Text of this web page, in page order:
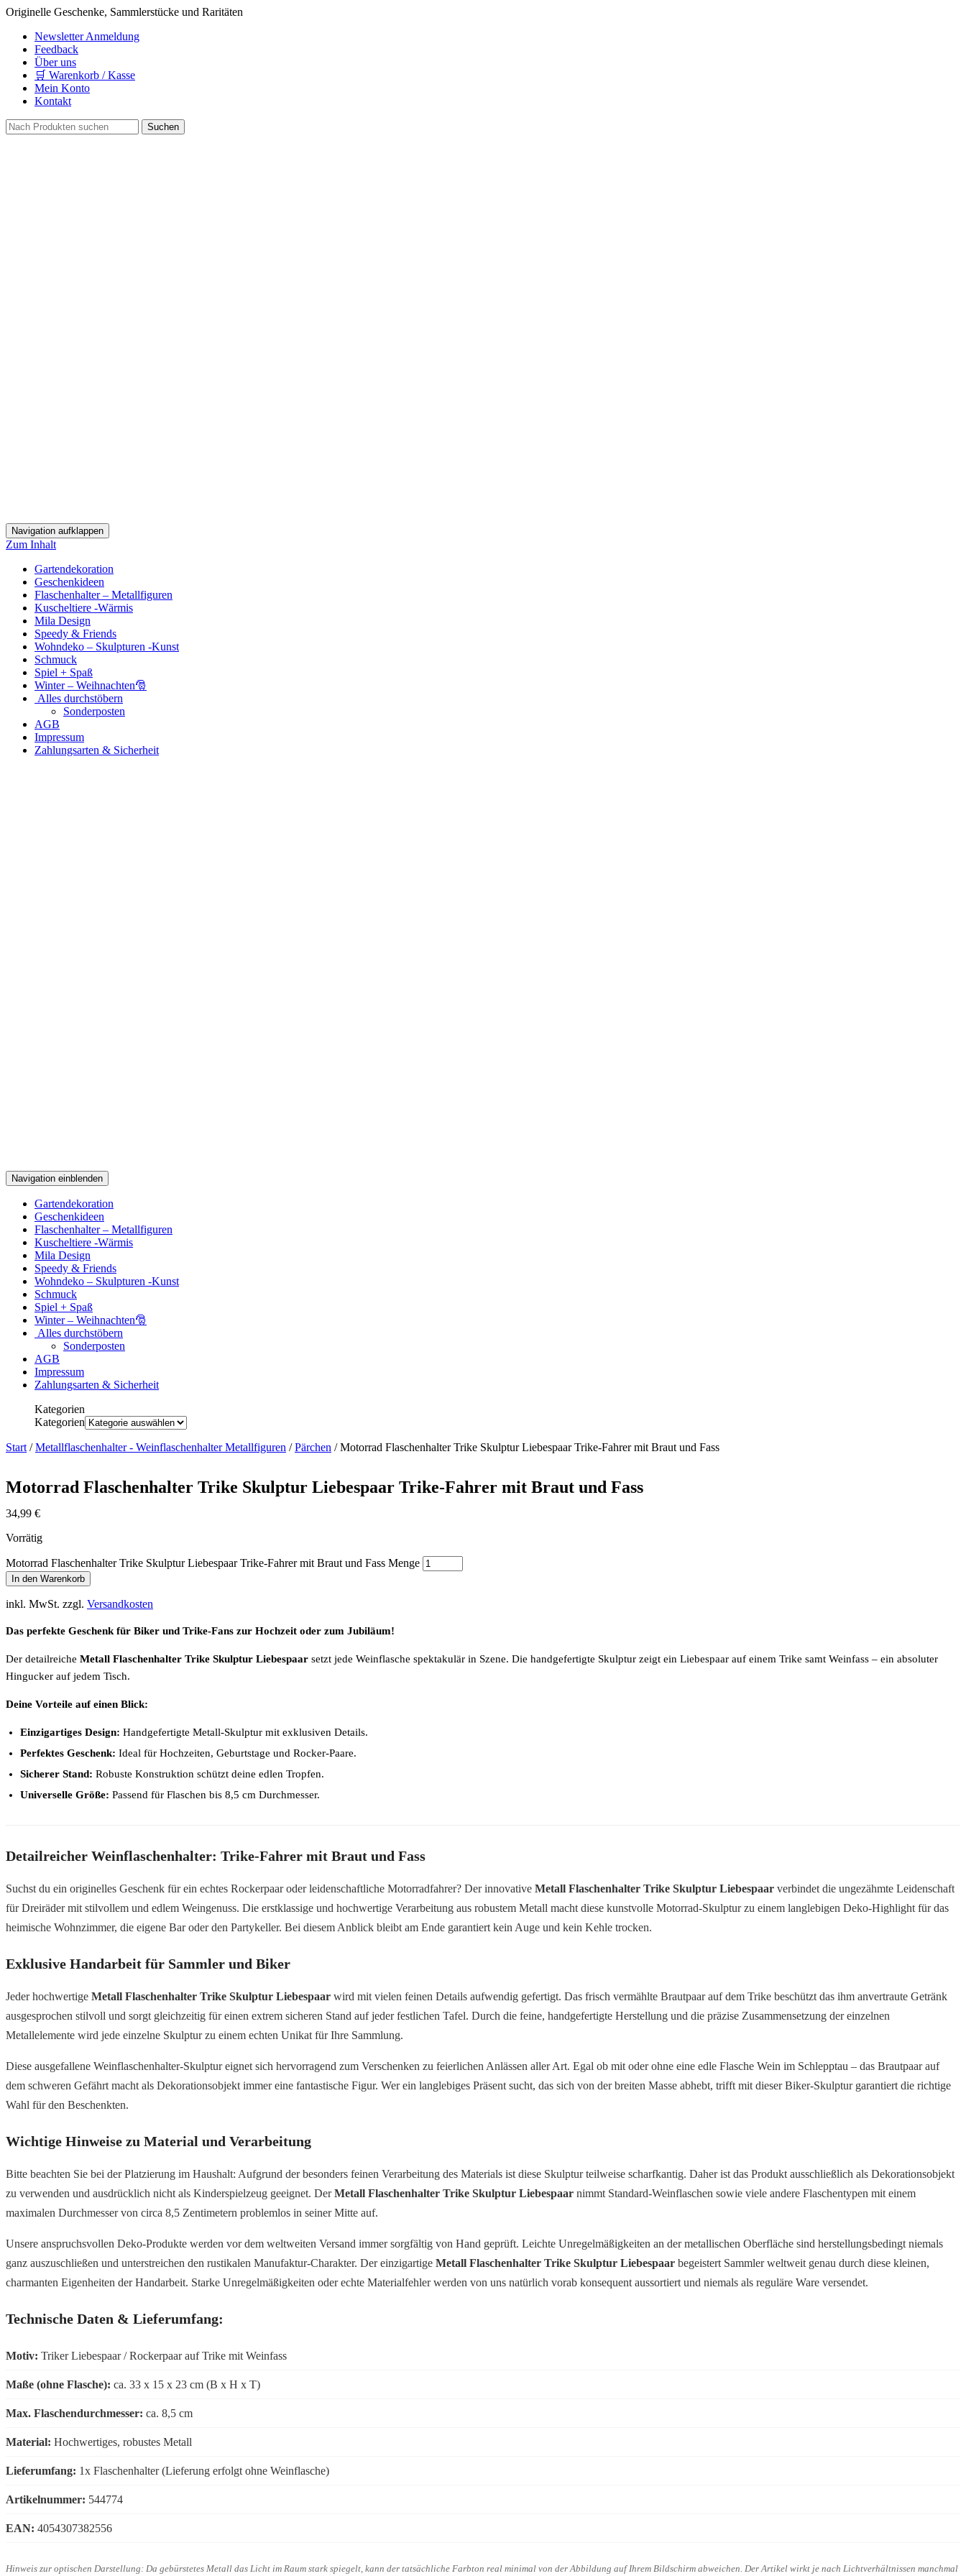
Originelle Geschenke, Sammlerstücke und Raritäten
Newsletter Anmeldung
Feedback
Über uns
🛒 Warenkorb / Kasse
Mein Konto
Kontakt
Navigation aufklappen
Zum Inhalt
Gartendekoration
Geschenkideen
Flaschenhalter – Metallfiguren
Kuscheltiere -Wärmis
Mila Design
Speedy & Friends
Wohndeko – Skulpturen -Kunst
Schmuck
Spiel + Spaß
Winter – Weihnachten🎅
Alles durchstöbern
Sonderposten
AGB
Impressum
Zahlungsarten & Sicherheit
Navigation einblenden
Gartendekoration
Geschenkideen
Flaschenhalter – Metallfiguren
Kuscheltiere -Wärmis
Mila Design
Speedy & Friends
Wohndeko – Skulpturen -Kunst
Schmuck
Spiel + Spaß
Winter – Weihnachten🎅
Alles durchstöbern
Sonderposten
AGB
Impressum
Zahlungsarten & Sicherheit
Kategorien
Kategorien
Start /Metallflaschenhalter - Weinflaschenhalter Metallfiguren /Pärchen / Motorrad Flaschenhalter Trike Skulptur Liebespaar Trike-Fahrer mit Braut und Fass
Motorrad Flaschenhalter Trike Skulptur Liebespaar Trike-Fahrer mit Braut und Fass
34,99 €
Vorrätig
Motorrad Flaschenhalter Trike Skulptur Liebespaar Trike-Fahrer mit Braut und Fass Menge
In den Warenkorb
inkl. MwSt. zzgl. Versandkosten
Das perfekte Geschenk für Biker und Trike-Fans zur Hochzeit oder zum Jubiläum!
Der detailreiche Metall Flaschenhalter Trike Skulptur Liebespaar setzt jede Weinflasche spektakulär in Szene. Die handgefertigte Skulptur zeigt ein Liebespaar auf einem Trike samt Weinfass – ein absoluter
Hingucker auf jedem Tisch.
Deine Vorteile auf einen Blick:
Einzigartiges Design: Handgefertigte Metall-Skulptur mit exklusiven Details.
Perfektes Geschenk: Ideal für Hochzeiten, Geburtstage und Rocker-Paare.
Sicherer Stand: Robuste Konstruktion schützt deine edlen Tropfen.
Universelle Größe: Passend für Flaschen bis 8,5 cm Durchmesser.
Detailreicher Weinflaschenhalter: Trike-Fahrer mit Braut und Fass
Suchst du ein originelles Geschenk für ein echtes Rockerpaar oder leidenschaftliche Motorradfahrer? Der innovative Metall Flaschenhalter Trike Skulptur Liebespaar verbindet die ungezähmte Leidenschaft
für Dreiräder mit stilvollem und edlem Weingenuss. Die erstklassige und hochwertige Verarbeitung aus robustem Metall macht diese kunstvolle Motorrad-Skulptur zu einem langlebigen Deko-Highlight für das
heimische Wohnzimmer, die eigene Bar oder den Partykeller. Bei diesem Anblick bleibt am Ende garantiert kein Auge und kein Kehle trocken.
Exklusive Handarbeit für Sammler und Biker
Jeder hochwertige Metall Flaschenhalter Trike Skulptur Liebespaar wird mit vielen feinen Details aufwendig gefertigt. Das frisch vermählte Brautpaar auf dem Trike beschützt das ihm anvertraute Getränk
ausgesprochen stilvoll und sorgt gleichzeitig für einen extrem sicheren Stand auf jeder festlichen Tafel. Durch die feine, handgefertigte Herstellung und die präzise Zusammensetzung der einzelnen
Metallelemente wird jede einzelne Skulptur zu einem echten Unikat für Ihre Sammlung.
Diese ausgefallene Weinflaschenhalter-Skulptur eignet sich hervorragend zum Verschenken zu feierlichen Anlässen aller Art. Egal ob mit oder ohne eine edle Flasche Wein im Schlepptau – das Brautpaar auf
dem schweren Gefährt macht als Dekorationsobjekt immer eine fantastische Figur. Wer ein langlebiges Präsent sucht, das sich von der breiten Masse abhebt, trifft mit dieser Biker-Skulptur garantiert die richtige
Wahl für den Beschenkten.
Wichtige Hinweise zu Material und Verarbeitung
Bitte beachten Sie bei der Platzierung im Haushalt: Aufgrund der besonders feinen Verarbeitung des Materials ist diese Skulptur teilweise scharfkantig. Daher ist das Produkt ausschließlich als Dekorationsobjekt
zu verwenden und ausdrücklich nicht als Kinderspielzeug geeignet. DerMetall Flaschenhalter Trike Skulptur Liebespaar nimmt Standard-Weinflaschen sowie viele andere Flaschentypen mit einem
maximalen Durchmesser von circa 8,5 Zentimetern problemlos in seiner Mitte auf.
Unsere anspruchsvollen Deko-Produkte werden vor dem weltweiten Versand immer sorgfältig von Hand geprüft. Leichte Unregelmäßigkeiten an der metallischen Oberfläche sind herstellungsbedingt niemals
ganz auszuschließen und unterstreichen den rustikalen Manufaktur-Charakter. Der einzigartige Metall Flaschenhalter Trike Skulptur Liebespaar begeistert Sammler weltweit genau durch diese kleinen,
charmanten Eigenheiten der Handarbeit. Starke Unregelmäßigkeiten oder echte Materialfehler werden von uns natürlich vorab konsequent aussortiert und niemals als reguläre Ware versendet.
Technische Daten & Lieferumfang:
Motiv: Triker Liebespaar / Rockerpaar auf Trike mit Weinfass
Maße (ohne Flasche): ca. 33 x 15 x 23 cm (B x H x T)
Max. Flaschendurchmesser: ca. 8,5 cm
Material: Hochwertiges, robustes Metall
Lieferumfang: 1x Flaschenhalter (Lieferung erfolgt ohne Weinflasche)
Artikelnummer: 544774
EAN: 4054307382556
Hinweis zur optischen Darstellung: Da gebürstetes Metall das Licht im Raum stark spiegelt, kann der tatsächliche Farbton real minimal von der Abbildung auf Ihrem Bildschirm abweichen. Der Artikel wirkt je nach Lichtverhältnissen manchmal